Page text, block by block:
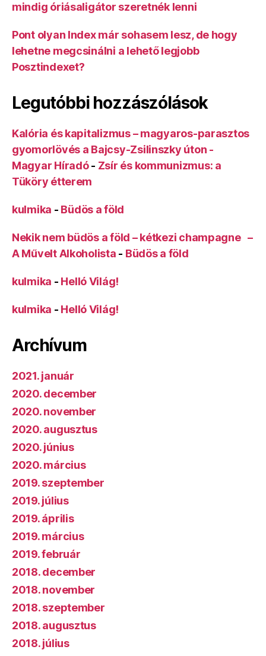
mindig óriásaligátor szeretnék lenni
Pont olyan Index már sohasem lesz, de hogy
lehetne megcsinálni a lehető legjobb
Posztindexet?
Legutóbbi hozzászólások
Kalória és kapitalizmus – magyaros-parasztos
gyomorlövés a Bajcsy-Zsilinszky úton -
Magyar Híradó- Zsír és kommunizmus: a
Tüköry étterem
kulmika - Büdös a föld
Nekik nem büdös a föld – kétkezi champagne –
A Művelt Alkoholista - Büdös a föld
kulmika - Helló Világ!
kulmika - Helló Világ!
Archívum
2021. január
2020. december
2020. november
2020. augusztus
2020. június
2020. március
2019. szeptember
2019. július
2019. április
2019. március
2019. február
2018. december
2018. november
2018. szeptember
2018. augusztus
2018. július